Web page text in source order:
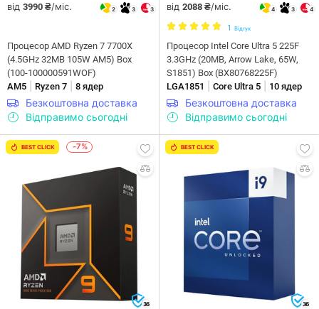
від 3990 ₴/міс. 2 3 3
Процесор AMD Ryzen 7 7700X
(4.5GHz 32MB 105W AM5) Box
(100-100000591WOF)
AM5
Ryzen 7 8 ядер
Безкоштовна доставка
Відправимо сьогодні
від 2088 ₴/міс. 4 3 4
1 Відгук
Процесор Intel Core Ultra 5 225F
3.3GHz (20MB, Arrow Lake, 65W,
S1851) Box (BX80768225F)
LGA1851
Core Ultra 5 10 ядер
Безкоштовна доставка
Відправимо сьогодні
BEST CLICK -7%
36
BEST CLICK
36